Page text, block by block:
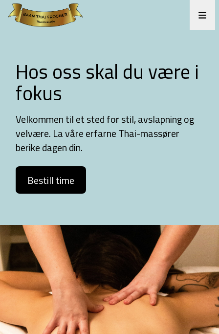
Hos oss skal du være i
fokus
Velkommen til et sted for stil, avslapning og
velvære. La våre erfarne Thai-massører
berike dagen din.
Bestill time